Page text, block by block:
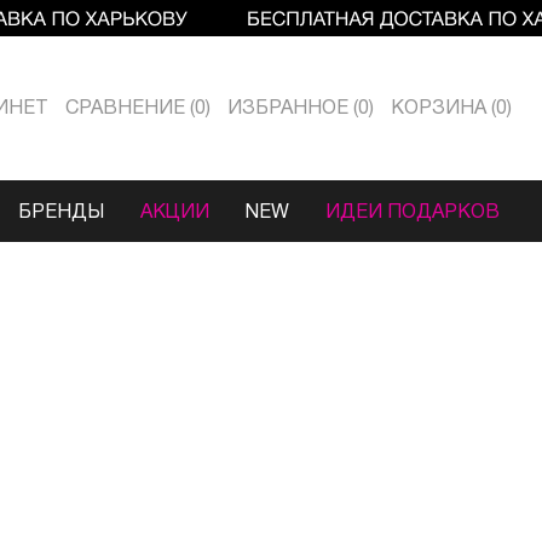
СРАВНЕНИЕ 0 ИЗБРАННОЕ 0 КОРЗИНА 0
БРЕНДЫ АКЦИИ NEW ИДЕИ ПОДАРКОВ